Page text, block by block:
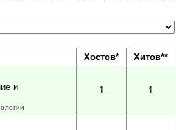
Хостов* Хитов**
и
1 1